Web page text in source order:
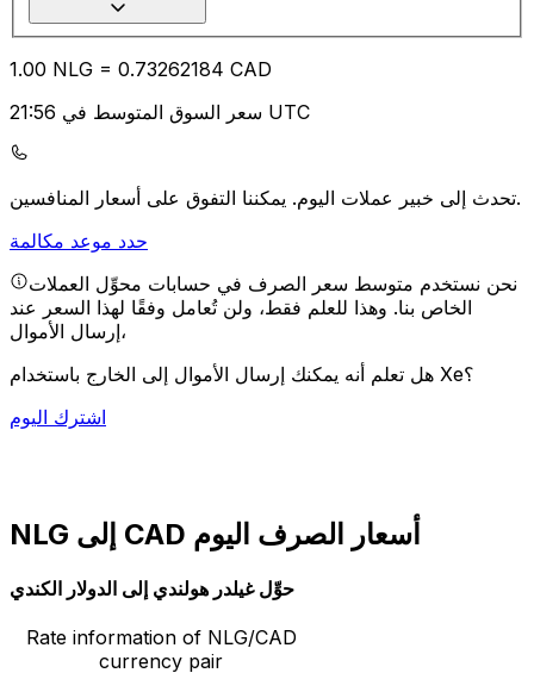
1.00 NLG = 0.73262184 CAD
سعر السوق المتوسط في 21:56 UTC
تحدث إلى خبير عملات اليوم.يمكننا التفوق على أسعار المنافسين.
حدد موعد مكالمة
نحن نستخدم متوسط سعر الصرف في حسابات محوِّل العملات
الخاص بنا. وهذا للعلم فقط، ولن تُعامل وفقًا لهذا السعر عند
إرسال الأموال،
هل تعلم أنه يمكنك إرسال الأموال إلى الخارج باستخدام Xe؟
اشترك اليوم
NLG إلى CAD أسعار الصرف اليوم
حوِّل غيلدر هولندي إلى الدولار الكندي
Rate information of NLG/CAD
currency pair